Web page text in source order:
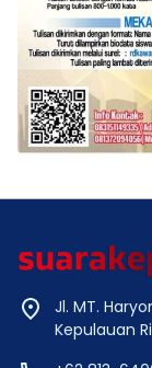
Jl. MT.
Kepulauan